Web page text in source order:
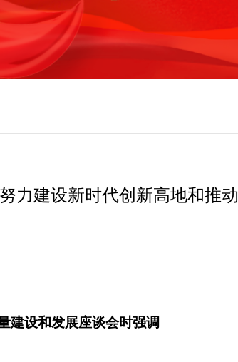
力建设新时代创新高地和推
建设和发展座谈会时强调